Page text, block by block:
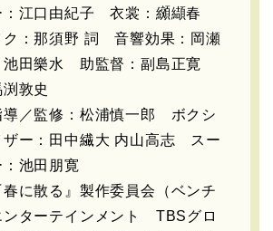
：江口由紀子 衣裳：纐纈春
：那須野 詞 音響効果：岡瀬
田樂水 助監督：副島正寛
敦史
導／監修：松浦慎一郎 ボクシ
ザー：田中繊大 内山高志 スー
池田朋寛
に散る』製作委員会（ベンチ
ンターテインメント TBSグロ